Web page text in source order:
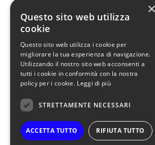
Disturbi alimentari
Età evolutiva
Disturbi del
Riabilitazione
News
Scopri di più
Servizio Civile
Copertura
URP
Galleria
Whistleblowing
Società
×
Questo sito web utilizza
cookie
Questo sito web utilizza i cookie per
migliorare la tua esperienza di navigazione.
Utilizzando il nostro sito web acconsenti a
tutti i cookie in conformità con la nostra
policy per i cookie. Leggi di più
STRETTAMENTE NECESSARI
ACCETTA TUTTO RIFIUTA TUTTO